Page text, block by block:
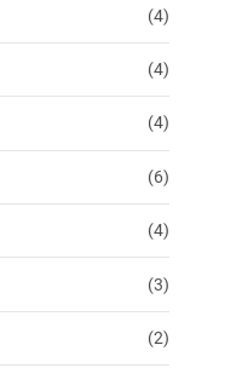
(4)
(4)
(4)
(6)
(4)
(3)
(2)